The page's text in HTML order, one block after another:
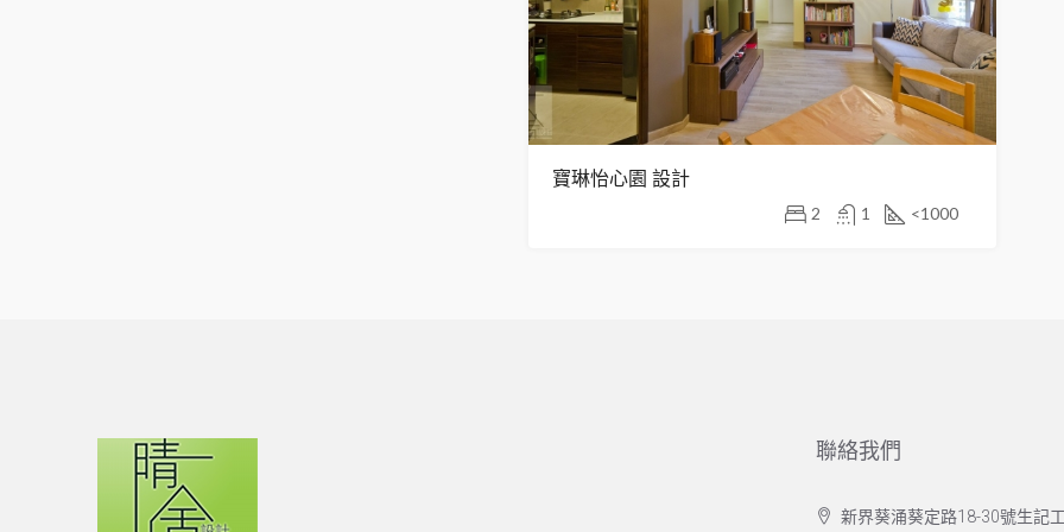
寶琳怡心園 設計
2 1 <1000
聯絡我們
新界葵涌葵定路18-30號生記